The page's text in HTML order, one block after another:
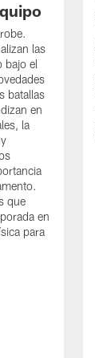
las
bajo el
batallas
en
la
que
en
para